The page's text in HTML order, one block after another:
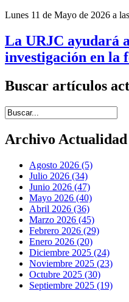
Lunes 11 de Mayo de 2026 a
La URJC ayudará
investigación en la
Buscar artículos
Introduce términos de búsqueda
Archivo Actualidad
Agosto 2026 (5)
Julio 2026 (34)
Junio 2026 (47)
Mayo 2026 (40)
Abril 2026 (36)
Marzo 2026 (45)
Febrero 2026 (29)
Enero 2026 (20)
Diciembre 2025 (24)
Noviembre 2025 (23)
Octubre 2025 (30)
Septiembre 2025 (19)